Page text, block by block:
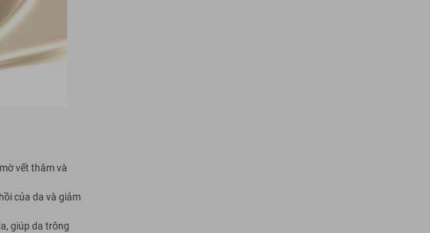
vết thâm và
của da và giảm
giúp da trông